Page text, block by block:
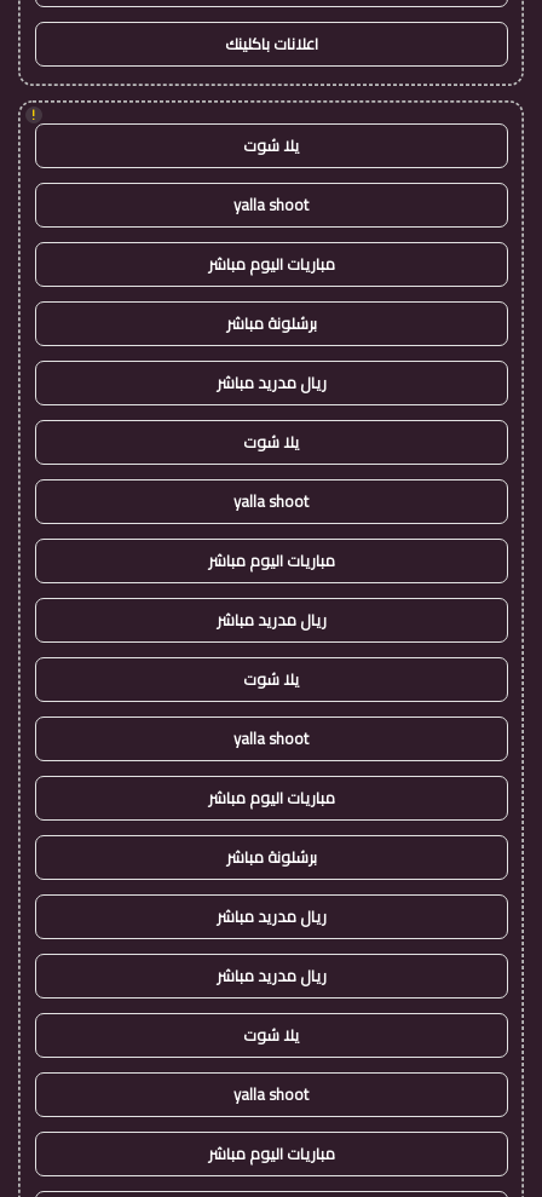
اعلانات باكلينك
!
يلا شوت
yalla shoot
مباريات اليوم مباشر
برشلونة مباشر
ريال مدريد مباشر
يلا شوت
yalla shoot
مباريات اليوم مباشر
ريال مدريد مباشر
يلا شوت
yalla shoot
مباريات اليوم مباشر
برشلونة مباشر
ريال مدريد مباشر
ريال مدريد مباشر
يلا شوت
yalla shoot
مباريات اليوم مباشر